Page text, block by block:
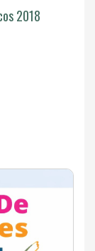
2018